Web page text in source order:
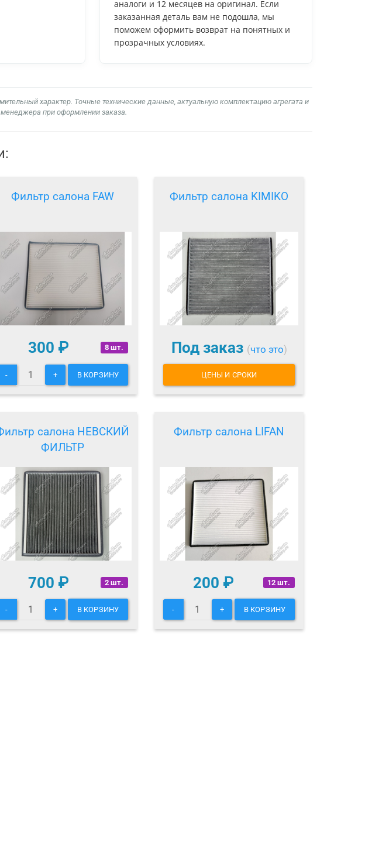
аналоги и 12 месяцев на оригинал. Если
заказанная деталь вам не подошла, мы
поможем оформить возврат на понятных и
прозрачных условиях.
характер. Точные технические данные, актуальную комплектацию агрегата и
при оформлении заказа.
Фильтр салона FAW
8 шт.
300 ₽
- + В КОРЗИНУ
Фильтр салона KIMIKO
Под заказ (что это)
ЦЕНЫ И СРОКИ
салона НЕВСКИЙ
ФИЛЬТР
2 шт.
700 ₽
- + В КОРЗИНУ
Фильтр салона LIFAN
12 шт.
200 ₽
- + В КОРЗИНУ